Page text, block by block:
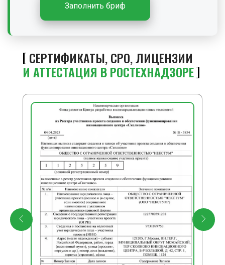
Заполнить бриф
СЕРТИФИКАТЫ, СРО, ЛИЦЕНЗИИ
И АТТЕСТАЦИЯ В РОСТЕХНАДЗОРЕ